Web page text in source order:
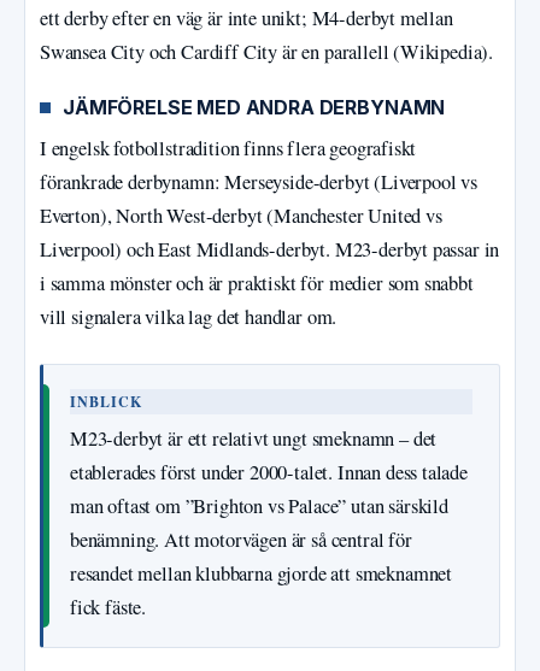
ett derby efter en väg är inte unikt; M4-derbyt mellan
Swansea City och Cardiff City är en parallell (Wikipedia).
JÄMFÖRELSE MED ANDRA DERBYNAMN
I engelsk fotbollstradition finns flera geografiskt
förankrade derbynamn: Merseyside-derbyt (Liverpool vs
Everton), North West-derbyt (Manchester United vs
Liverpool) och East Midlands-derbyt. M23-derbyt passar in
i samma mönster och är praktiskt för medier som snabbt
vill signalera vilka lag det handlar om.
INBLICK
M23-derbyt är ett relativt ungt smeknamn – det
etablerades först under 2000-talet. Innan dess talade
man oftast om ”Brighton vs Palace” utan särskild
benämning. Att motorvägen är så central för
resandet mellan klubbarna gjorde att smeknamnet
fick fäste.